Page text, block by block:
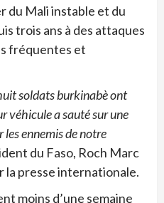
du Mali instable et du
trois ans à des attaques
fréquentes et
soldats burkinabè ont
véhicule a sauté sur une
ennemis de notre
du Faso, Roch Marc
la presse internationale.
moins d’une semaine